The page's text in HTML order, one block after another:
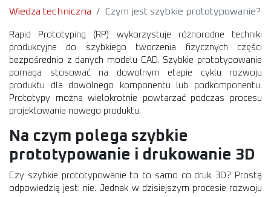
Wiedza techniczna Czym jest szybkie prototypowanie?
Rapid Prototyping (RP) wykorzystuje różnorodne techniki
produkcyjne do szybkiego tworzenia fizycznych części
bezpośrednio z danych modelu CAD. Szybkie prototypowanie
pomaga stosować na dowolnym etapie cyklu rozwoju
produktu dla dowolnego komponentu lub podkomponentu.
Prototypy można wielokrotnie powtarzać podczas procesu
projektowania nowego produktu.
Na czym polega szybkie
prototypowanie i drukowanie 3D
Czy szybkie prototypowanie to to samo co druk 3D? Prostą
odpowiedzią jest: nie. Jednak w dzisiejszym procesie rozwoju